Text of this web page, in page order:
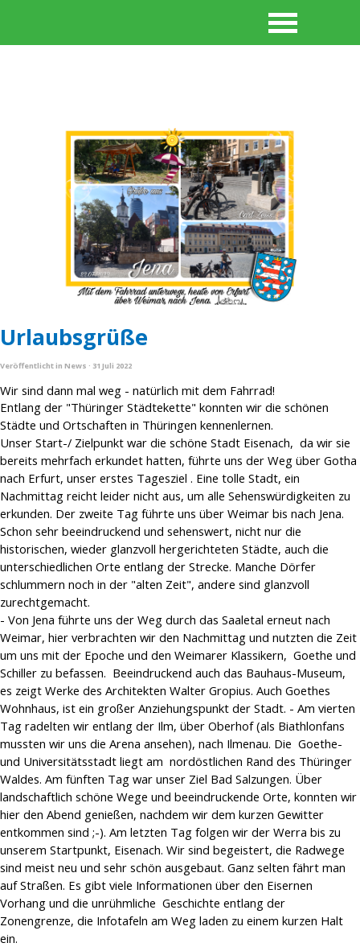
Urlaubsgrüße
Veröffentlicht in News · 31 Juli 2022
Wir sind dann mal weg - natürlich mit dem Fahrrad!
Entlang der "Thüringer Städtekette" konnten wir die schönen
Städte und Ortschaften in Thüringen kennenlernen.
Unser Start-/ Zielpunkt war die schöne Stadt Eisenach, da wir sie
bereits mehrfach erkundet hatten, führte uns der Weg über Gotha
nach Erfurt, unser erstes Tagesziel . Eine tolle Stadt, ein
Nachmittag reicht leider nicht aus, um alle Sehenswürdigkeiten zu
erkunden. Der zweite Tag führte uns über Weimar bis nach Jena.
Schon sehr beeindruckend und sehenswert, nicht nur die
historischen, wieder glanzvoll hergerichteten Städte, auch die
unterschiedlichen Orte entlang der Strecke. Manche Dörfer
schlummern noch in der "alten Zeit", andere sind glanzvoll
zurechtgemacht.
- Von Jena führte uns der Weg durch das Saaletal erneut nach
Weimar, hier verbrachten wir den Nachmittag und nutzten die Zeit
um uns mit der Epoche und den Weimarer Klassikern, Goethe und
Schiller zu befassen. Beeindruckend auch das Bauhaus-Museum,
es zeigt Werke des Architekten Walter Gropius. Auch Goethes
Wohnhaus, ist ein großer Anziehungspunkt der Stadt. - Am vierten
Tag radelten wir entlang der Ilm, über Oberhof (als Biathlonfans
mussten wir uns die Arena ansehen), nach Ilmenau. Die Goethe-
und Universitätsstadt liegt am nordöstlichen Rand des Thüringer
Waldes. Am fünften Tag war unser Ziel Bad Salzungen. Über
landschaftlich schöne Wege und beeindruckende Orte, konnten wir
hier den Abend genießen, nachdem wir dem kurzen Gewitter
entkommen sind ;-). Am letzten Tag folgen wir der Werra bis zu
unserem Startpunkt, Eisenach. Wir sind begeistert, die Radwege
sind meist neu und sehr schön ausgebaut. Ganz selten fährt man
auf Straßen. Es gibt viele Informationen über den Eisernen
Vorhang und die unrühmliche Geschichte entlang der
Zonengrenze, die Infotafeln am Weg laden zu einem kurzen Halt
ein.